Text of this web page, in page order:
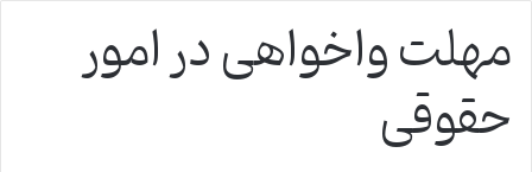
مهلت واخواهی در امور
حقوقی